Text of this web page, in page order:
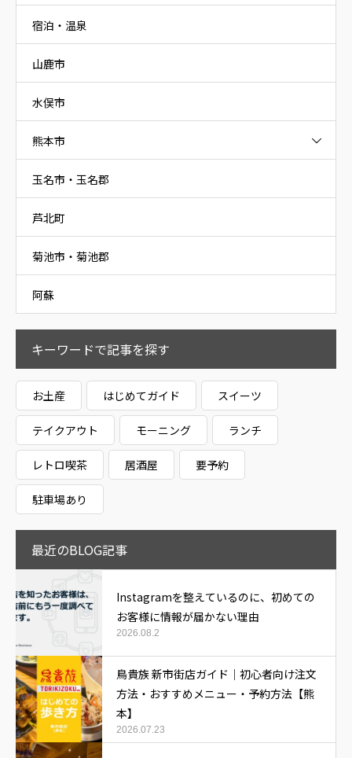
宿泊・温泉
山鹿市
水俣市
熊本市
玉名市・玉名郡
芦北町
菊池市・菊池郡
阿蘇
キーワードで記事を探す
お土産 はじめてガイド スイーツ
テイクアウト モーニング ランチ
レトロ喫茶 居酒屋 要予約
駐車場あり
最近のBLOG記事
Instagramを整えているのに、初めての
お客様に情報が届かない理由
2026.08.2
鳥貴族 新市街店ガイド｜初心者向け注文
方法・おすすめメニュー・予約方法【熊
本】
2026.07.23